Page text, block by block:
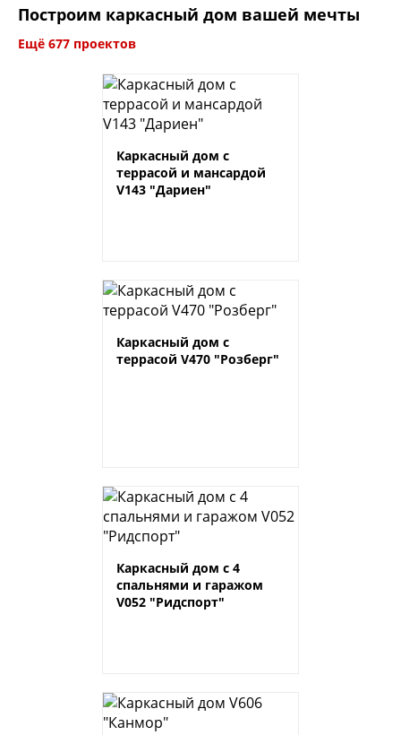
Построим каркасный дом вашей мечты
Ещё 677 проектов
Каркасный дом с
террасой и мансардой
V143 "Дариен"
Каркасный дом с
террасой V470 "Розберг"
Каркасный дом с 4
спальнями и гаражом
V052 "Ридспорт"